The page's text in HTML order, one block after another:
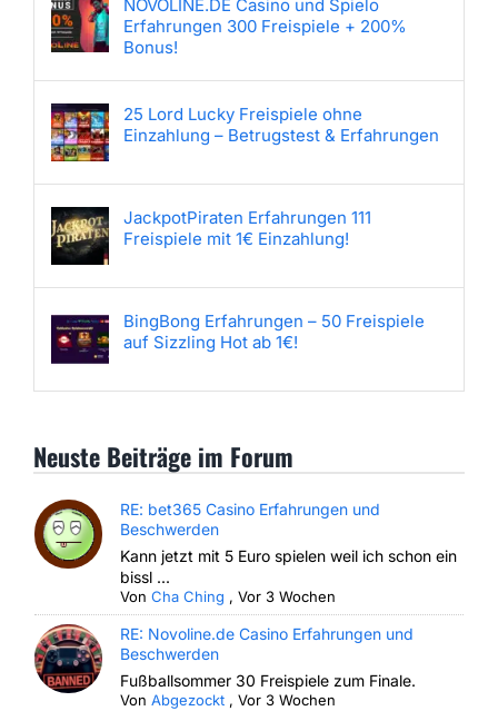
NOVOLINE.DE Casino und Spielo
Erfahrungen 300 Freispiele + 200%
Bonus!
25 Lord Lucky Freispiele ohne
Einzahlung – Betrugstest & Erfahrungen
JackpotPiraten Erfahrungen 111
Freispiele mit 1€ Einzahlung!
BingBong Erfahrungen – 50 Freispiele
auf Sizzling Hot ab 1€!
Neuste Beiträge im Forum
RE: bet365 Casino Erfahrungen und
Beschwerden
Kann jetzt mit 5 Euro spielen weil ich schon ein
bissl ...
VonCha Ching ,Vor 3 Wochen
RE: Novoline.de Casino Erfahrungen und
Beschwerden
Fußballsommer 30 Freispiele zum Finale.
VonAbgezockt ,Vor 3 Wochen